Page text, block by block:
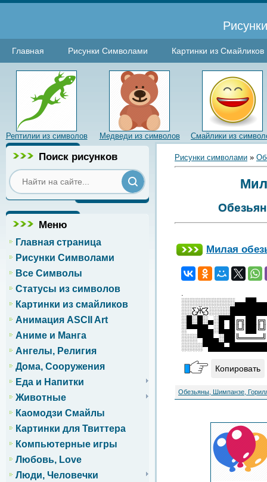
Главная Рисунки Символами Картинки из Смайликов
Рептилии из символов Медведи из символов Смайлики из
Поиск рисунков
Меню
Главная страница
Рисунки Символами
Все Символы
Статусы из символов
Картинки из смайликов
Анимация ASCII Art
Аниме и Манга
Ангелы, Религия
Дома, Сооружения
Еда и Напитки
Животные
Каомодзи Смайлы
Картинки для Твиттера
Компьютерные игры
Любовь, Love
Люди, Человечки
Рисунки символами »
Милая
.
Копировать
Обезьяны, Шимпанзе,